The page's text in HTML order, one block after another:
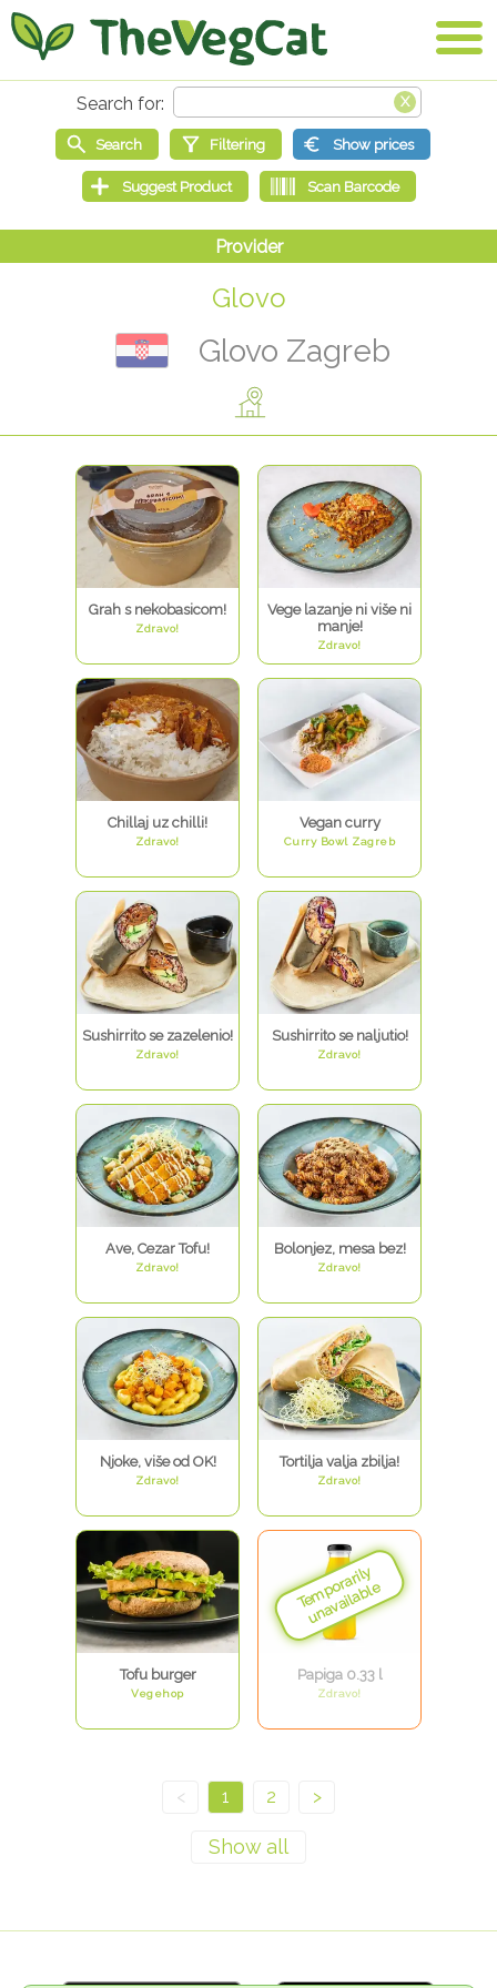
Glovo
Glovo Zagreb
Grah s nekobasicom!
Zdravo!
Vege lazanje ni više ni
manje!
Zdravo!
Chillaj uz chilli!
Zdravo!
Vegan curry
Curry Bowl Zagreb
Sushirrito se zazelenio!
Zdravo!
Sushirrito se naljutio!
Zdravo!
Ave, Cezar Tofu!
Zdravo!
Bolonjez, mesa bez!
Zdravo!
Njoke, više od OK!
Zdravo!
Tortilja valja zbilja!
Zdravo!
Tofu burger
Vegehop
Papiga 0.33 l
Zdravo!
< 1 2 >